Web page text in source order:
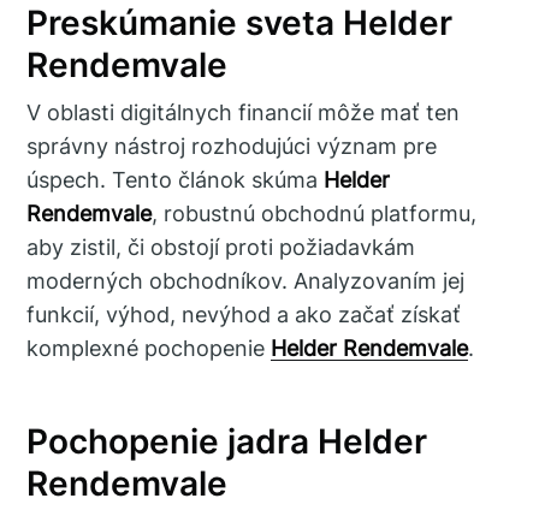
Preskúmanie sveta Helder
Rendemvale
V oblasti digitálnych financií môže mať ten
správny nástroj rozhodujúci význam pre
úspech. Tento článok skúma Helder
Rendemvale, robustnú obchodnú platformu,
aby zistil, či obstojí proti požiadavkám
moderných obchodníkov. Analyzovaním jej
funkcií, výhod, nevýhod a ako začať získať
komplexné pochopenie Helder Rendemvale.
Pochopenie jadra Helder
Rendemvale